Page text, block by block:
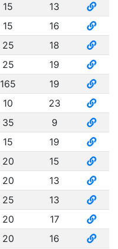
15
13
15
16
25
18
25
19
165
19
10
23
35
9
15
19
20
15
20
13
25
13
20
17
20
16